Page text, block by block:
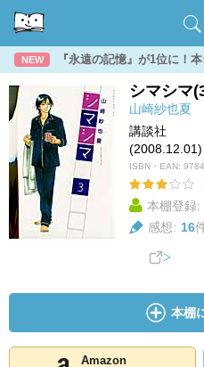
NEW 『永遠の記憶』が1位に！
シマシマ
山崎紗也夏
講談社
(2008.12.01)
ISBN・EAN:
本棚登録:
感想: 16
本棚
Amazon